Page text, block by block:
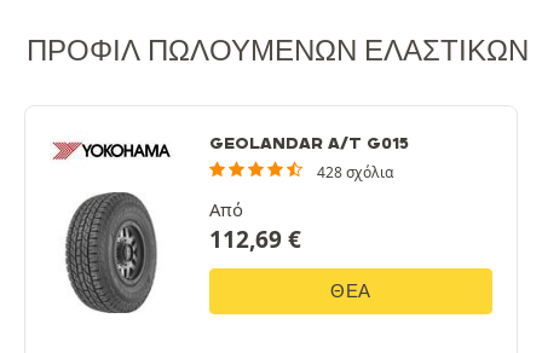
ΠΡΟΦΊΛ ΠΩΛΟΎΜΕΝΩΝ ΕΛΑΣΤΙΚΏΝ
GEOLANDAR A/T G015
428 σχόλια
Από
112,69€
ΘΈΑ